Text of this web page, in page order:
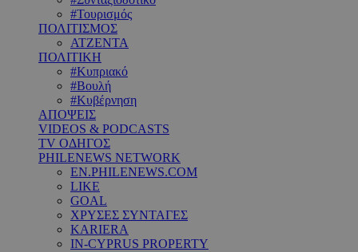
#Τουρισμός
ΠΟΛΙΤΙΣΜΟΣ
ΑΤΖΕΝΤΑ
ΠΟΛΙΤΙΚΗ
#Κυπριακό
#Βουλή
#Κυβέρνηση
ΑΠΟΨΕΙΣ
VIDEOS & PODCASTS
TV ΟΔΗΓΟΣ
PHILENEWS NETWORK
EN.PHILENEWS.COM
LIKE
GOAL
ΧΡΥΣΕΣ ΣΥΝΤΑΓΕΣ
KARIERA
IN-CYPRUS PROPERTY